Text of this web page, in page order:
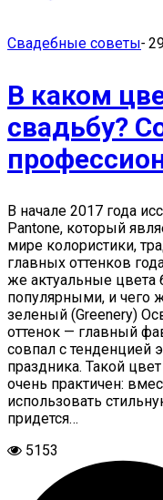
Свадебные советы-
В каком
свадьбу?
В начале 2017 года
Pantone, который
мире колористики,
главных оттенков
же актуальные
популярными, и чего
зеленый (Greenery)
оттенок — главный
совпал с
праздника. Такой
очень практичен:
использовать
придется…
5153